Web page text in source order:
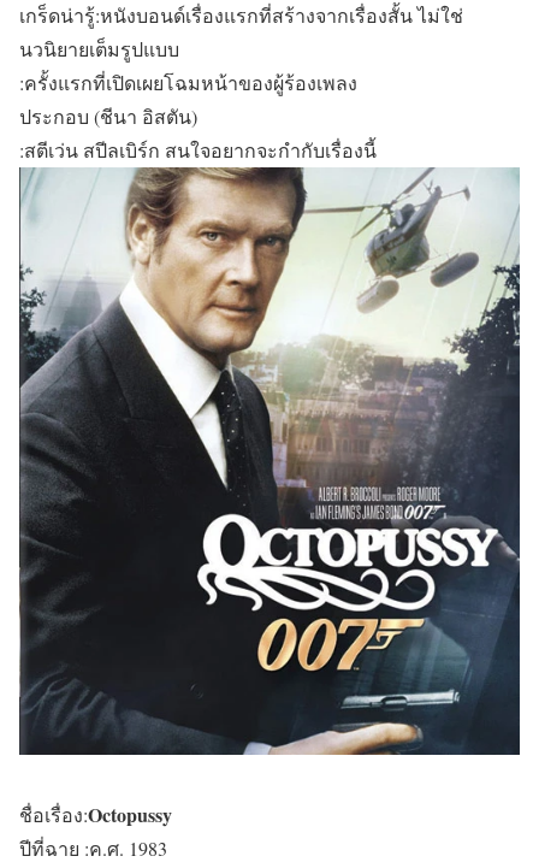
เกร็ดน่ารู้:หนังบอนด์เรื่องแรกที่สร้างจากเรื่องสั้น ไม่ใช่
นวนิยายเต็มรูปแบบ
:ครั้งแรกที่เปิดเผยโฉมหน้าของผู้ร้องเพลง
ประกอบ (ชีนา อิสตัน)
:สตีเว่น สปีลเบิร์ก สนใจอยากจะกำกับเรื่องนี้
ชื่อเรื่อง:Octopussy
ปีที่ฉาย :ค.ศ. 1983